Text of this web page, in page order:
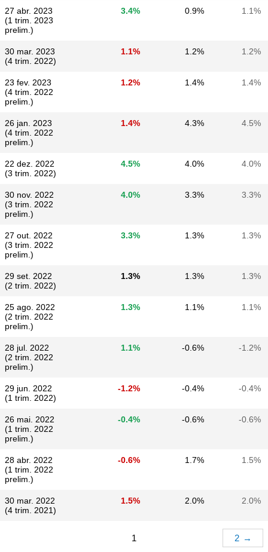
27 abr. 2023
(1 trim. 2023
prelim.)
3.4% 0.9% 1.1%
30 mar. 2023
(4 trim. 2022)
1.1% 1.2% 1.2%
23 fev. 2023
(4 trim. 2022
prelim.)
1.2% 1.4% 1.4%
26 jan. 2023
(4 trim. 2022
prelim.)
1.4% 4.3% 4.5%
22 dez. 2022
(3 trim. 2022)
4.5% 4.0% 4.0%
30 nov. 2022
(3 trim. 2022
prelim.)
4.0% 3.3% 3.3%
27 out. 2022
(3 trim. 2022
prelim.)
3.3% 1.3% 1.3%
29 set. 2022
(2 trim. 2022)
1.3% 1.3% 1.3%
25 ago. 2022
(2 trim. 2022
prelim.)
1.3% 1.1% 1.1%
28 jul. 2022
(2 trim. 2022
prelim.)
1.1% -0.6% -1.2%
29 jun. 2022
(1 trim. 2022)
-1.2% -0.4% -0.4%
26 mai. 2022
(1 trim. 2022
prelim.)
-0.4% -0.6% -0.6%
28 abr. 2022
(1 trim. 2022
prelim.)
-0.6% 1.7% 1.5%
30 mar. 2022
(4 trim. 2021)
1.5% 2.0% 2.0%
1 2 →